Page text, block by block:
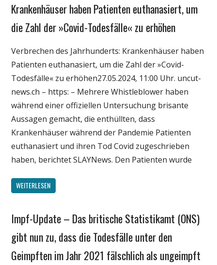
Gesellschaft
Wirtschaft
Wissenschaft
Krankenhäuser haben Patienten euthanasiert, um
die Zahl der »Covid-Todesfälle« zu erhöhen
Verbrechen des Jahrhunderts: Krankenhäuser haben
Patienten euthanasiert, um die Zahl der »Covid-
Todesfälle« zu erhöhen27.05.2024, 11:00 Uhr. uncut-
news.ch – https: – Mehrere Whistleblower haben
während einer offiziellen Untersuchung brisante
Aussagen gemacht, die enthüllten, dass
Krankenhäuser während der Pandemie Patienten
euthanasiert und ihren Tod Covid zugeschrieben
haben, berichtet SLAYNews. Den Patienten wurde
WEITERLESEN
Gesellschaft
Medien
Politik
Wirtschaft
Impf-Update – Das britische Statistikamt (ONS)
gibt nun zu, dass die Todesfälle unter den
Geimpften im Jahr 2021 fälschlich als ungeimpft